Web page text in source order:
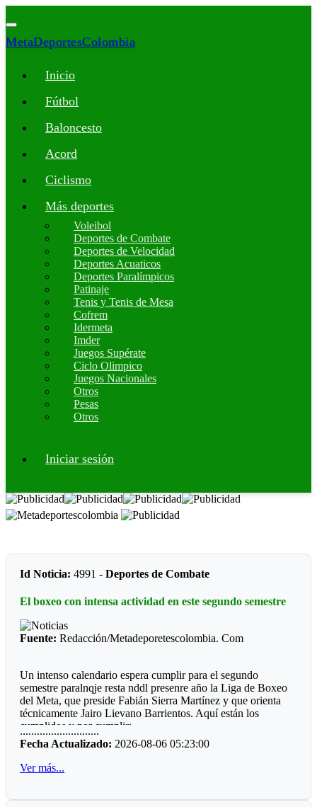
MetaDeportesColombia
Inicio
Fútbol
Baloncesto
Acord
Ciclismo
Más deportes
Voleibol
Deportes de Combate
Deportes de Velocidad
Deportes Acuaticos
Deportes Paralímpicos
Patinaje
Tenis y Tenis de Mesa
Cofrem
Idermeta
Imder
Juegos Supérate
Ciclo Olimpico
Juegos Nacionales
Otros
Pesas
Otros
Iniciar sesión
Id Noticia: 4991 -Deportes de Combate
El boxeo con intensa actividad en este segundo semestre
Fuente: Redacción/Metadeporetescolombia. Com
Un intenso calendario espera cumplir para el segundo
semestre paralnqje resta nddl presenre año la Liga de Boxeo
del Meta, que preside Fabián Sierra Martínez y que orienta
técnicamente Jairo Lievano Barrientos. Aquí están los
cumplidos y por cumplir:
"Guamal *
El pasado fin de semana se cumplió en el polideportivo del
patrocinada por el alcalde a José Fernando Peña Rabelo y
............................
Fecha Actualizado: 2026-08-06 05:23:00
Ver más...